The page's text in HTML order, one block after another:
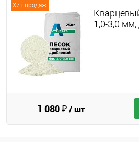
Хит продаж
1,0-3,0
1 080 ₽/ шт